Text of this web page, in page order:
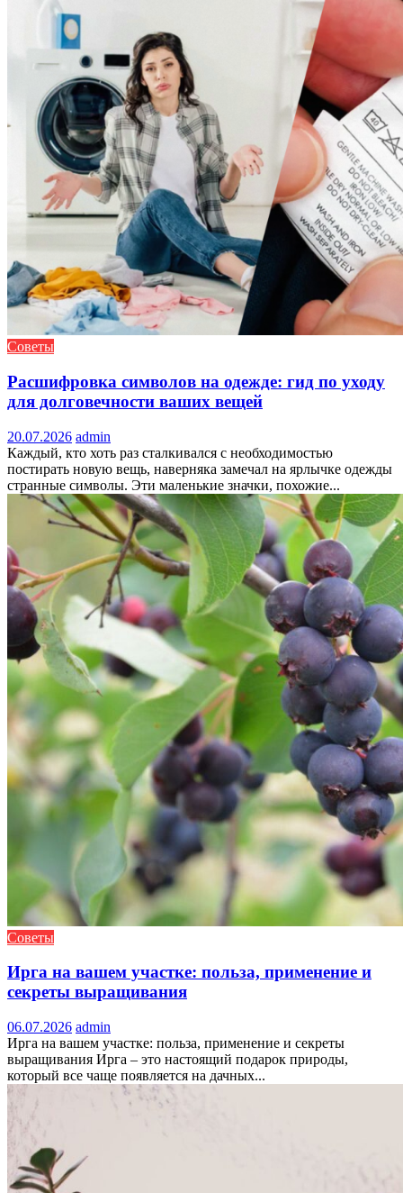
Советы
Расшифровка символов на одежде: гид по уходу
для долговечности ваших вещей
20.07.2026 admin
Каждый, кто хоть раз сталкивался с необходимостью
постирать новую вещь, наверняка замечал на ярлычке одежды
странные символы. Эти маленькие значки, похожие...
Советы
Ирга на вашем участке: польза, применение и
секреты выращивания
06.07.2026 admin
Ирга на вашем участке: польза, применение и секреты
выращивания Ирга – это настоящий подарок природы,
который все чаще появляется на дачных...